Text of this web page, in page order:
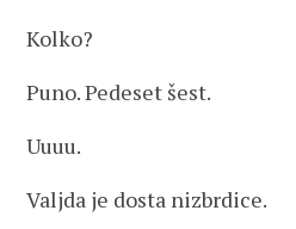
Kolko?
Puno. Pedeset šest.
Uuuu.
Valjda je dosta nizbrdice.